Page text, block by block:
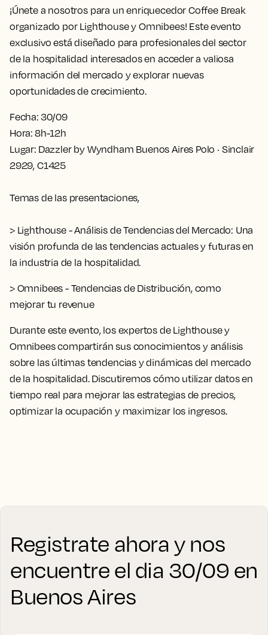
¡Únete a nosotros para un enriquecedor Coffee Break
organizado por Lighthouse y Omnibees! Este evento
exclusivo está diseñado para profesionales del sector
de la hospitalidad interesados en acceder a valiosa
información del mercado y explorar nuevas
oportunidades de crecimiento.
Fecha: 30/09
Hora: 8h-12h
Lugar: Dazzler by Wyndham Buenos Aires Polo · Sinclair
2929, C1425
Temas de las presentaciones,
> Lighthouse - Análisis de Tendencias del Mercado: Una
visión profunda de las tendencias actuales y futuras en
la industria de la hospitalidad.
> Omnibees - Tendencias de Distribución, como
mejorar tu revenue
Durante este evento, los expertos de Lighthouse y
Omnibees compartirán sus conocimientos y análisis
sobre las últimas tendencias y dinámicas del mercado
de la hospitalidad. Discutiremos cómo utilizar datos en
tiempo real para mejorar las estrategias de precios,
optimizar la ocupación y maximizar los ingresos.
Registrate ahora y nos
encuentre el dia 30/09 en
Buenos Aires